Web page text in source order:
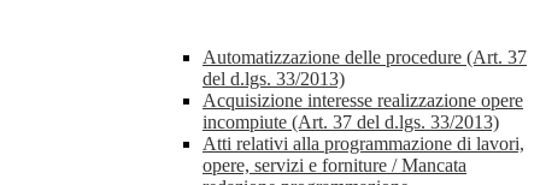
Automatizzazione delle procedure (Art. 37
del d.lgs. 33/2013)
Acquisizione interesse realizzazione opere
incompiute (Art. 37 del d.lgs. 33/2013)
Atti relativi alla programmazione di lavori,
opere, servizi e forniture / Mancata